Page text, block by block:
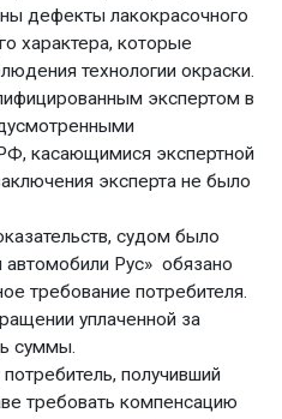
дефекты лакокрасочного
характера, которые
технологии окраски.
экспертом в
касающимися экспертной
эксперта не было
судом было
автомобили Рус» обязано
требование потребителя.
уплаченной за
суммы.
получивший
требовать компенсацию